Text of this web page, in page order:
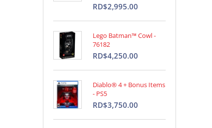
RD$2,995.00
Lego Batman™ Cowl -
76182
RD$4,250.00
Diablo® 4 + Bonus Items
- PS5
RD$3,750.00